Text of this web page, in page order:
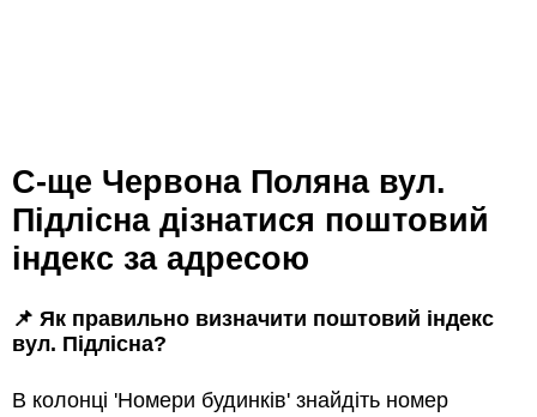
с-ще Червона Поляна вул.
Підлісна дізнатися поштовий
індекс за адресою
📌 Як правильно визначити поштовий індекс
вул. Підлісна?
В колонці 'Номери будинків' знайдіть номер